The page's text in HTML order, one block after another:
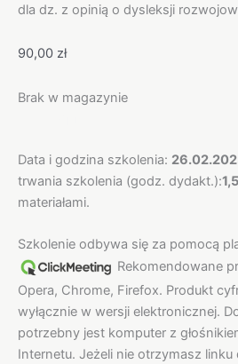
dla dz. z opinią o dysleksji
90,00 zł
Brak w magazynie
Data i godzina szkolenia:
trwania szkolenia (godz. dydakt.):1,5
materiałami.
Szkolenie odbywa się za pomocą
Rekomendowane
Opera, Chrome, Firefox. Produkt
wyłącznie w wersji elektronicznej.
potrzebny jest komputer z
Internetu. Jeżeli nie otrzymasz linku